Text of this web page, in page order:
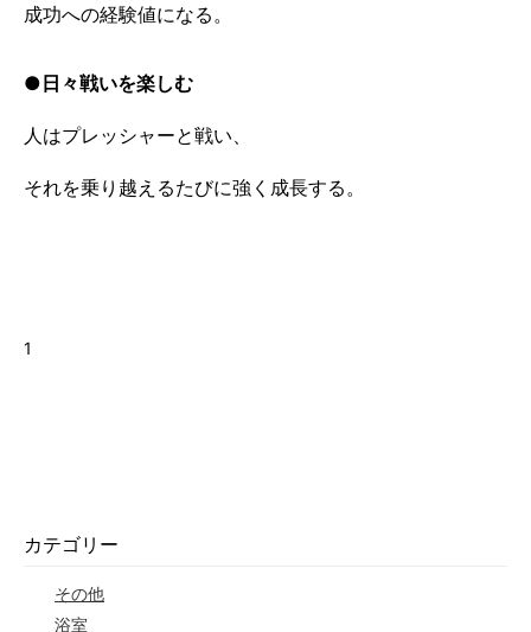
成功への経験値になる。
●日々戦いを楽しむ
人はプレッシャーと戦い、
それを乗り越えるたびに強く成長する。
1
カテゴリー
その他
浴室